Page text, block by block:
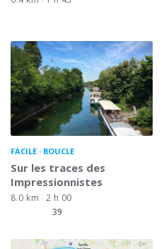
FACILE BOUCLE
Sur les traces des
Impressionnistes
8.0 km
2 h 00
39